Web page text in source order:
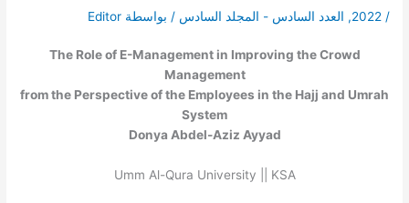
/
2022
, العدد السادس - المجلد السادس / بواسطة Editor
The Role of E-Management in Improving the Crowd
Management
from the Perspective of the Employees in the Hajj and Umrah
System
Donya Abdel-Aziz Ayyad
Umm Al-Qura University || KSA